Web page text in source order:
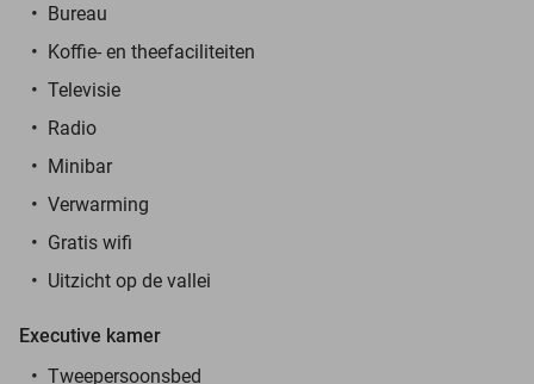
Bureau
Koffie- en theefaciliteiten
Televisie
Radio
Minibar
Verwarming
Gratis wifi
Uitzicht op de vallei
Executive kamer
Tweepersoonsbed